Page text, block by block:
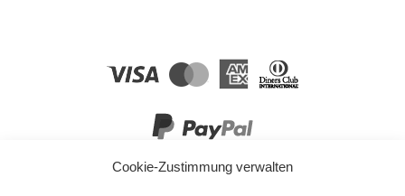
Cookie-Zustimmung verwalten